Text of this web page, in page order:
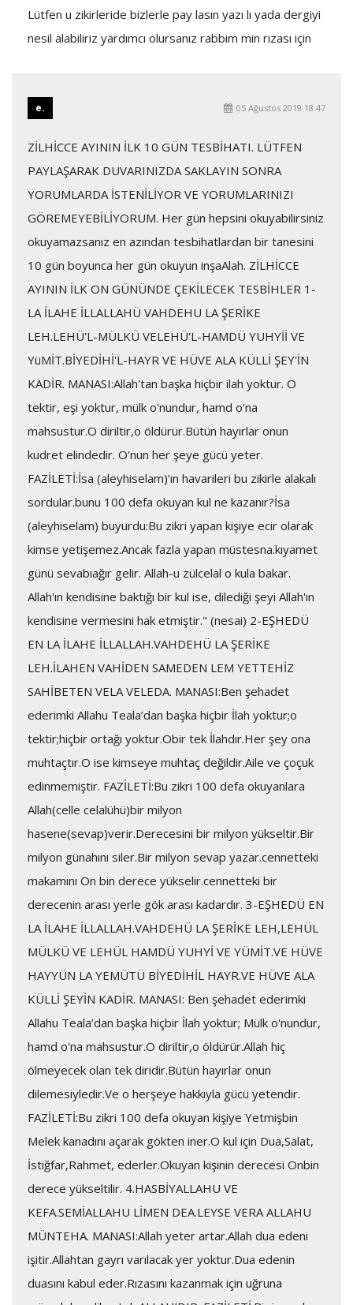
Lütfen u zikirleride bizlerle pay lasın yazı lı yada dergiyi
nesil alabiliriz yardımcı olursanız rabbim min rızası için
e. 05 Ağustos 2019 18:47
ZİLHİCCE AYININ İLK 10 GÜN TESBİHATI. LÜTFEN
PAYLAŞARAK DUVARINIZDA SAKLAYIN SONRA
YORUMLARDA İSTENİLİYOR VE YORUMLARINIZI
GÖREMEYEBİLİYORUM. Her gün hepsini okuyabilirsiniz
okuyamazsanız en azından tesbihatlardan bir tanesini
10 gün boyunca her gün okuyun inşaAlah. ZİLHİCCE
AYININ İLK ON GÜNÜNDE ÇEKİLECEK TESBİHLER 1-
LA İLAHE İLLALLAHÜ VAHDEHU LA ŞERİKE
LEH.LEHÜ'L-MÜLKÜ VELEHÜ'L-HAMDÜ YUHYİİ VE
YüMİT.BİYEDİHİ'L-HAYR VE HÜVE ALA KÜLLİ ŞEY'İN
KADİR. MANASI:Allah'tan başka hiçbir ilah yoktur. O
tektir, eşi yoktur, mülk o'nundur, hamd o'na
mahsustur.O diriltir,o öldürür.Bütün hayırlar onun
kudret elindedir. O'nun her şeye gücü yeter.
FAZİLETİ:İsa (aleyhiselam)’ın havarileri bu zikirle alakalı
sordular.bunu 100 defa okuyan kul ne kazanır?İsa
(aleyhiselam) buyurdu:Bu zikri yapan kişiye ecir olarak
kimse yetişemez.Ancak fazla yapan müstesna.kıyamet
günü sevabıağır gelir. Allah-u zülcelal o kula bakar.
Allah'ın kendisine baktığı bir kul ise, dilediği şeyi Allah'ın
kendisine vermesini hak etmiştir." (nesai) 2-EŞHEDÜ
EN LA İLAHE İLLALLAH.VAHDEHÜ LA ŞERİKE
LEH.İLAHEN VAHİDEN SAMEDEN LEM YETTEHİZ
SAHİBETEN VELA VELEDA. MANASI:Ben şehadet
ederimki Allahu Teala’dan başka hiçbir İlah yoktur;o
tektir;hiçbir ortağı yoktur.Obir tek İlahdır.Her şey ona
muhtaçtır.O ise kimseye muhtaç değildir.Aile ve çoçuk
edinmemiştir. FAZİLETİ:Bu zikri 100 defa okuyanlara
Allah(celle celalühü)bir milyon
hasene(sevap)verir.Derecesini bir milyon yükseltir.Bir
milyon günahını siler.Bir milyon sevap yazar.cennetteki
makamını On bin derece yükselir.cennetteki bir
derecenin arası yerle gök arası kadardır. 3-EŞHEDÜ EN
LA İLAHE İLLALLAH.VAHDEHÜ LA ŞERİKE LEH,LEHÜL
MÜLKÜ VE LEHÜL HAMDÜ YUHYİ VE YÜMİT.VE HÜVE
HAYYÜN LA YEMÜTÜ BİYEDİHİL HAYR.VE HÜVE ALA
KÜLLİ ŞEYİN KADİR. MANASI: Ben şehadet ederimki
Allahu Teala’dan başka hiçbir İlah yoktur; Mülk o'nundur,
hamd o'na mahsustur.O diriltir,o öldürür.Allah hiç
ölmeyecek olan tek diridir.Bütün hayırlar onun
dilemesiyledir.Ve o herşeye hakkıyla gücü yetendir.
FAZİLETİ:Bu zikri 100 defa okuyan kişiye Yetmişbin
Melek kanadını açarak gökten iner.O kul için Dua,Salat,
İstiğfar,Rahmet, ederler.Okuyan kişinin derecesi Onbin
derece yükseltilir. 4.HASBİYALLAHU VE
KEFA.SEMİALLAHU LİMEN DEA.LEYSE VERA ALLAHU
MÜNTEHA. MANASI:Allah yeter artar.Allah dua edeni
işitir.Allahtan gayrı varılacak yer yoktur.Dua edenin
duasını kabul eder.Rızasını kazanmak için uğruna